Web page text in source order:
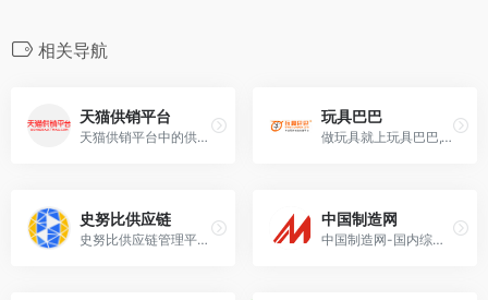
相关导航
天猫供销平台
天猫供销平台中的供应商大多数都是已经入驻了天猫平台的品牌商家，由这些品牌商家提供货源。在你的淘宝店绑定了供销平台之后，商铺中所上架的货物是不需要自己再去采购和囤货的。
玩具巴巴
做玩具就上玩具巴巴,10万玩具采购商每天必看网站
史努比供应链
史努比供应链管理平台，提供一站式定制服务，在线即可免费设计出图，一键传输产品，特有的POD插件能满足用户前端下单时各类定制化需求，实时预览效果。先出单后生产，满足卖家的各类需求，精准扶持帮助。
中国制造网
中国制造网-国内综合B2B电子商务平台，覆盖全行业品类：工业品、原材料、家居百货和商务服务等。